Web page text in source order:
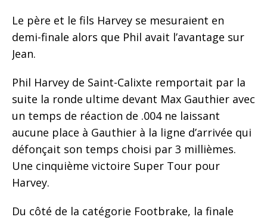
Le père et le fils Harvey se mesuraient en
demi-finale alors que Phil avait l’avantage sur
Jean.
Phil Harvey de Saint-Calixte remportait par la
suite la ronde ultime devant Max Gauthier avec
un temps de réaction de .004 ne laissant
aucune place à Gauthier à la ligne d’arrivée qui
défonçait son temps choisi par 3 millièmes.
Une cinquième victoire Super Tour pour
Harvey.
Du côté de la catégorie Footbrake, la finale